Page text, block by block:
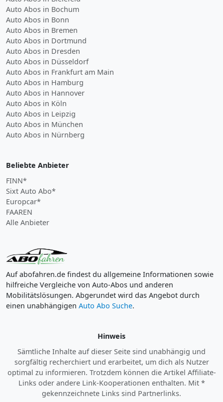
Auto Abos in Bochum
Auto Abos in Bonn
Auto Abos in Bremen
Auto Abos in Dortmund
Auto Abos in Dresden
Auto Abos in Düsseldorf
Auto Abos in Frankfurt am Main
Auto Abos in Hamburg
Auto Abos in Hannover
Auto Abos in Köln
Auto Abos in Leipzig
Auto Abos in München
Auto Abos in Nürnberg
Beliebte Anbieter
FINN*
Sixt Auto Abo*
Europcar*
FAAREN
Alle Anbieter
Auf abofahren.de findest du allgemeine Informationen sowie
hilfreiche Vergleiche von Auto-Abos und anderen
Mobilitätslösungen. Abgerundet wird das Angebot durch
einen unabhängigen Auto Abo Suche.
Hinweis
Sämtliche Inhalte auf dieser Seite sind unabhängig und
sorgfältig recherchiert und erarbeitet, um dich als Nutzer
optimal zu informieren. Trotzdem können die Artikel Affiliate-
Links oder andere Link-Kooperationen enthalten. Mit *
gekennzeichnete Links sind Partnerlinks.